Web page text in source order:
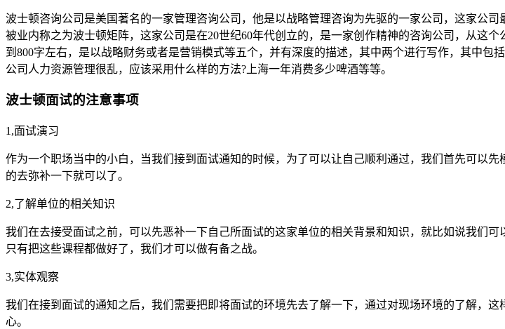
波士顿咨询公司是美国著名的一家管理咨询公司，他是以战略管理咨询为先驱的一家公司，这家公
被业内称之为波士顿矩阵，这家公司是在20世纪60年代创立的，是一家创作精神的咨询公司，从这
到800字左右，是以战略财务或者是营销模式等五个，并有深度的描述，其中两个进行写作，其中
公司人力资源管理很乱，应该采用什么样的方法?上海一年消费多少啤酒等等。
波士顿面试的注意事项
1,面试演习
作为一个职场当中的小白，当我们接到面试通知的时候，为了可以让自己顺利通过，我们首先可以
的去弥补一下就可以了。
2,了解单位的相关知识
我们在去接受面试之前，可以先恶补一下自己所面试的这家单位的相关背景和知识，就比如说我们
只有把这些课程都做好了，我们才可以做有备之战。
3,实体观察
我们在接到面试的通知之后，我们需要把即将面试的环境先去了解一下，通过对现场环境的了解，
心。